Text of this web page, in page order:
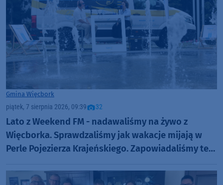
Gmina Więcbork
piątek, 7 sierpnia 2026, 09:39 32
Lato z Weekend FM - nadawaliśmy na żywo z
Więcborka. Sprawdzaliśmy jak wakacje mijają w
Perle Pojezierza Krajeńskiego. Zapowiadaliśmy też